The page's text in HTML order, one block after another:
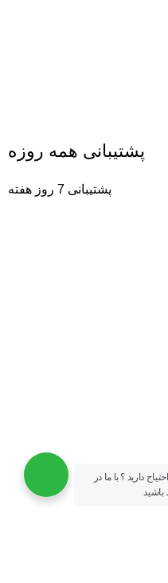
پشتیبانی همه روزه
پشتیبانی 7 روز هفته
دارید ؟ با ما در
باشید